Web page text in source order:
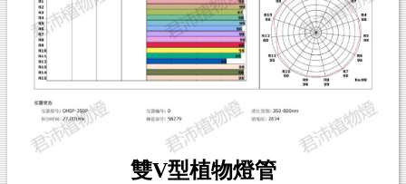
雙V型植物燈管